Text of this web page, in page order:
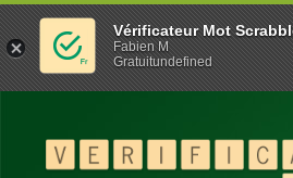
Vérificateur Mot
Fabien M
Gratuitundefined